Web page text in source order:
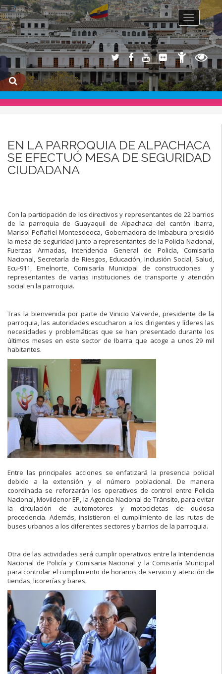
Toggle
EN LA PARROQUIA DE ALPACHACA
SE EFECTUÓ MESA DE SEGURIDAD
CIUDADANA
Con la participación de los directivos y representantes de 22 barrios
de la parroquia de Guayaquil de Alpachaca del cantón Ibarra,
Marisol Peñafiel Montesdeoca, Gobernadora de Imbabura presidió
la mesa de seguridad junto a representantes de la Policía Nacional,
Fuerzas Armadas, Intendencia General de Policía, Comisaría
Nacional, Secretaría de Riesgos, Educación, Inclusión Social, Salud,
Ecu-911, Emelnorte, Comisaría Municipal de construcciones y
representantes de varias instituciones de transporte y atención
social en la parroquia.
Tras la bienvenida por parte de Vinicio Valverde, presidente de la
parroquia, las autoridades escucharon a los dirigentes y líderes las
necesidades y problemáticas que se han presentado durante los
últimos meses en este sector de Ibarra que acoge a unos 29 mil
habitantes.
Entre las principales acciones se enfatizará la presencia policial
debido a la extensión y el número poblacional. De manera
coordinada se reforzarán los operativos de control entre Policía
Nacional, Movildenor EP, la Agencia Nacional de Tránsito, para evitar
la circulación de automotores y motocicletas de dudosa
procedencia. Además, insistieron el cumplimiento de las rutas de
buses urbanos a los diferentes sectores y barrios de la parroquia.
Otra de las actividades será cumplir operativos entre la Intendencia
Nacional de Policía y Comisaria Nacional y la Comisaría Municipal
para controlar el cumplimiento de horarios de servicio y atención de
tiendas, licorerías y bares.